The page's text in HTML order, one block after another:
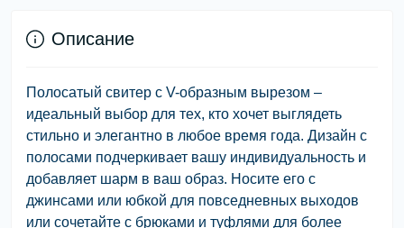
Описание
Полосатый свитер с V-образным вырезом –
идеальный выбор для тех, кто хочет выглядеть
стильно и элегантно в любое время года. Дизайн с
полосами подчеркивает вашу индивидуальность и
добавляет шарм в ваш образ. Носите его с
джинсами или юбкой для повседневных выходов
или сочетайте с брюками и туфлями для более